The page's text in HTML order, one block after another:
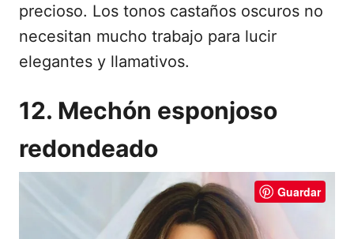
precioso. Los tonos castaños oscuros no
necesitan mucho trabajo para lucir
elegantes y llamativos.
12. Mechón esponjoso
redondeado
Guardar